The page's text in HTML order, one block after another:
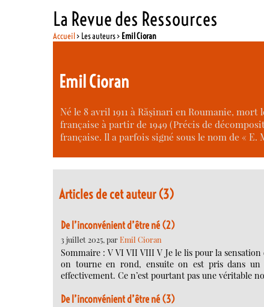
La Revue des Ressources
Accueil> Les auteurs > Emil Cioran
Emil Cioran
Né le 8 avril 1911 à Răşinari en Roumanie,
française à partir de 1949 (Précis de
française. Il a parfois signé sous le nom de « E.
Articles de cet auteur (3)
De l’inconvénient d’être né (2)
3 juillet 2025, parEmil Cioran
Sommaire : V VI VII VIII V Je le lis pour la
on tourne en rond, ensuite on est pris dans
effectivement. Ce n’est pourtant pas une véritable
De l’inconvénient d’être né (3)